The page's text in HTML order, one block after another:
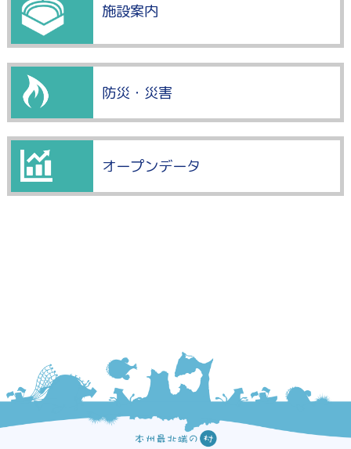
施設案内
防災・災害
オープンデータ